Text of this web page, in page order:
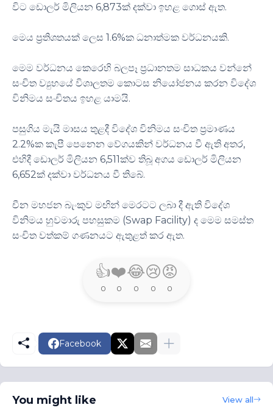
විට ඩොලර් මිලියන 6,873ක් දක්වා ඉහළ ගොස් ඇත.
මෙය ප්‍රතිශතයක් ලෙස 1.6%ක ධනාත්මක වර්ධනයකි.
මෙම වර්ධනය කෙරෙහි බලපෑ ප්‍රධානතම සාධකය වන්නේ
සංචිත ව්‍යුහයේ විශාලතම කොටස නියෝජනය කරන විදේශ
විනිමය සංචිතය ඉහළ යාමයි.
පසුගිය මැයි මාසය තුළදී විදේශ විනිමය සංචිත ප්‍රමාණය
2.2%ක කැපී පෙනෙන වේගයකින් වර්ධනය වී ඇති අතර,
එහිදී ඩොලර් මිලියන 6,511ක්ව තිබූ අගය ඩොලර් මිලියන
6,652ක් දක්වා වර්ධනය වී තිබේ.
චීන මහජන බැංකුව මඟින් මෙරටට ලබා දී ඇති විදේශ
විනිමය හුවමාරු පහසුකම (Swap Facility) ද මෙම සමස්ත
සංචිත වත්කම් ගණනයට ඇතුළත් කර ඇත.
👍
0
❤️
0
😂
0
😢
0
😡
0
Facebook
You might like View all